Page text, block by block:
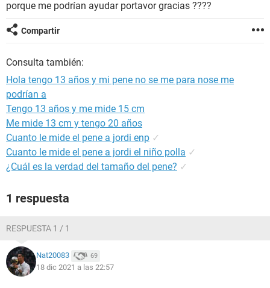
SEXUALIDAD
porque me podrían ayudar portavor gracias ????
Compartir
Consulta también:
Hola tengo 13 años y mi pene no se me para nose me
podrían a
Tengo 13 años y me mide 15 cm
Me mide 13 cm y tengo 20 años
Cuanto le mide el pene a jordi enp ✓
Cuanto le mide el pene a jordi el niño polla ✓
¿Cuál es la verdad del tamaño del pene? ✓
1 respuesta
RESPUESTA 1 / 1
Nat20083 69
18 dic 2021 a las 22:57